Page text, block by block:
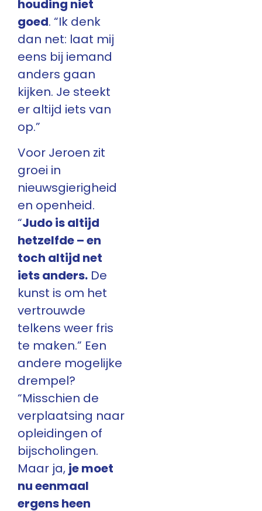
houding niet
goed. “Ik denk
dan net: laat mij
eens bij iemand
anders gaan
kijken. Je steekt
er altijd iets van
op.”
Voor Jeroen zit
groei in
nieuwsgierigheid
en openheid.
“Judo is altijd
hetzelfde – en
toch altijd net
iets anders. De
kunst is om het
vertrouwde
telkens weer fris
te maken.” Een
andere mogelijke
drempel?
“Misschien de
verplaatsing naar
opleidingen of
bijscholingen.
Maar ja, je moet
nu eenmaal
ergens heen